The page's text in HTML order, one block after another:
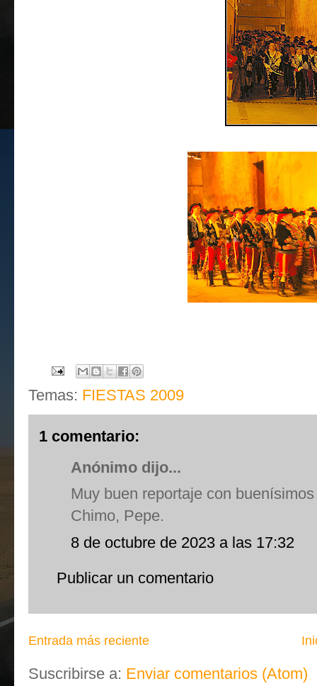
Temas: FIESTAS 2009
1 comentario:
Anónimo dijo...
Muy buen reportaje con
Chimo, Pepe.
8 de octubre de 2023 a las 17:32
Publicar un comentario
Entrada más reciente
Suscribirse a: Enviar comentarios (Atom)